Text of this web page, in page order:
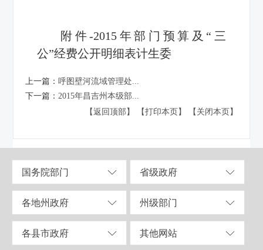
附件-2015年部门预算及“三
公”经费公开明细表计生委
上一篇： 呼图壁河流域管理处...
下一篇： 2015年昌吉州本级部...
【返回顶部】
【打印本页】 【关闭本页】
国务院部门 省级政府
各地州政府 州级部门
各县市政府 其他网站